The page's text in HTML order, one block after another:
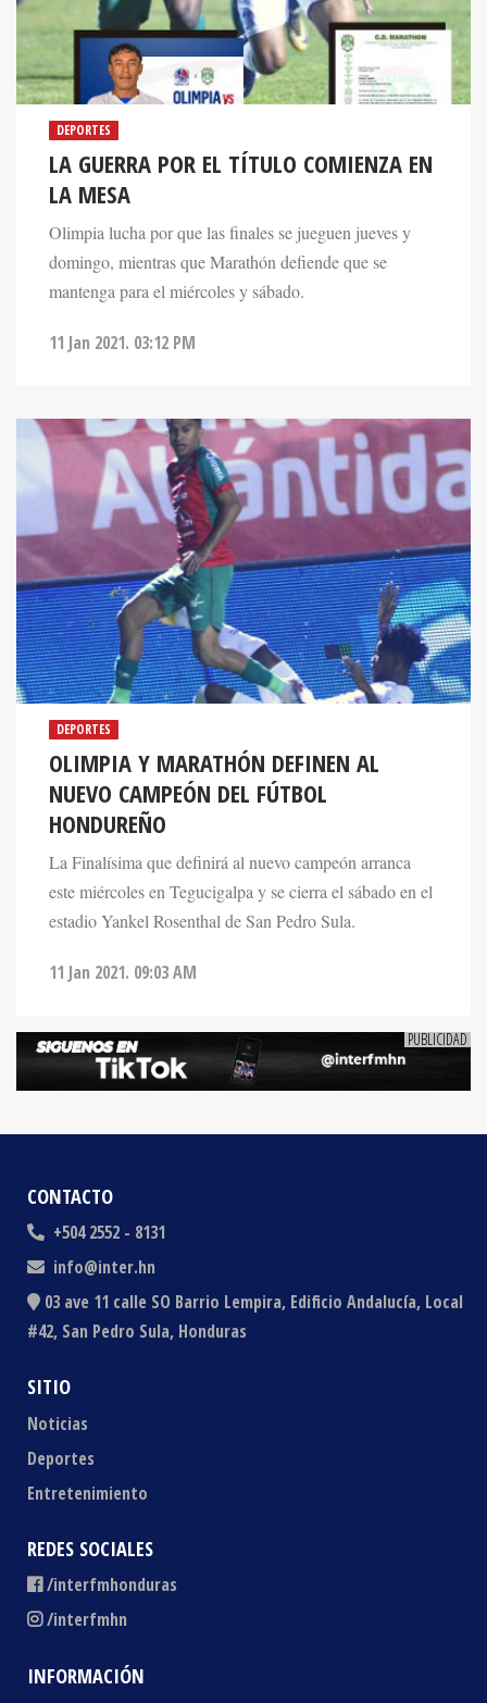
DEPORTES
LA GUERRA POR EL TÍTULO COMIENZA EN
LA MESA
Olimpia lucha por que las finales se jueguen jueves y
domingo, mientras que Marathón defiende que se
mantenga para el miércoles y sábado.
DEPORTES
OLIMPIA Y MARATHÓN DEFINEN AL
NUEVO CAMPEÓN DEL FÚTBOL
HONDUREÑO
La Finalísima que definirá al nuevo campeón arranca
este miércoles en Tegucigalpa y se cierra el sábado en el
estadio Yankel Rosenthal de San Pedro Sula.
CONTACTO
+504 2552 - 8131
info@inter.hn
03 ave 11 calle SO Barrio Lempira, Edificio Andalucía, Local
#42, San Pedro Sula, Honduras
SITIO
Noticias
Deportes
Entretenimiento
REDES SOCIALES
/interfmhonduras
/interfmhn
INFORMACIÓN